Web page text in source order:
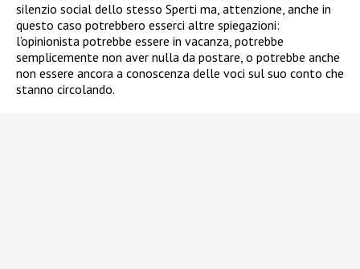
silenzio social dello stesso Sperti ma, attenzione, anche in
questo caso potrebbero esserci altre spiegazioni:
l’opinionista potrebbe essere in vacanza, potrebbe
semplicemente non aver nulla da postare, o potrebbe anche
non essere ancora a conoscenza delle voci sul suo conto che
stanno circolando.